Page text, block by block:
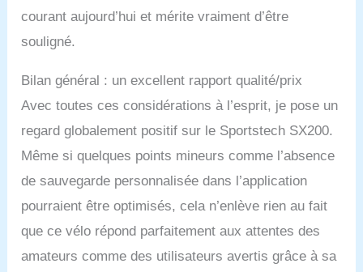
vous voulez - et la
la livraison n'est possible
que jusqu'au trottoir -
ATTENTION : pas de
livraison sur les îles.
courant aujourd’hui et mérite vraiment d’être
souligné.
Bilan général : un excellent rapport qualité/prix
Avec toutes ces considérations à l’esprit, je pose un
regard globalement positif sur le Sportstech SX200.
Même si quelques points mineurs comme l’absence
de sauvegarde personnalisée dans l’application
pourraient être optimisés, cela n’enlève rien au fait
que ce vélo répond parfaitement aux attentes des
amateurs comme des utilisateurs avertis grâce à sa